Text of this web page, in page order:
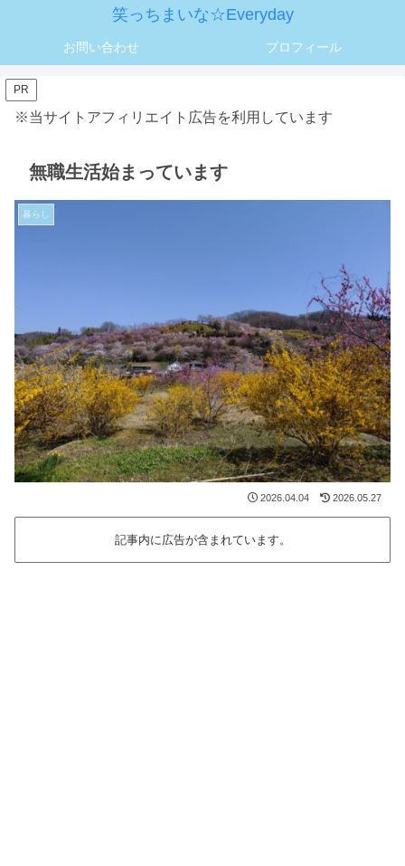
笑っちまいな☆Everyday
お問い合わせ プロフィール
PR
※当サイトアフィリエイト広告を利用しています
無職生活始まっています
暮らし
2026.04.04 2026.05.27
記事内に広告が含まれています。